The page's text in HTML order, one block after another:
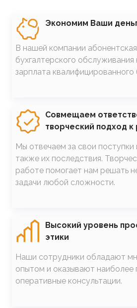
SVG Экономим Ваши
В нашей компании
бухгалтерского обслуживания
зарплата квалифицированного
SVG
Совмещаем
творческий подход к
Мы отвечаем за свои поступки
также их последствия.
работе помогает нам решать
задачи любой сложности.
SVG
Высокий уровень
этики
Наши сотрудники обладают
опытом и оказывают наиболее
оперативные консультации.